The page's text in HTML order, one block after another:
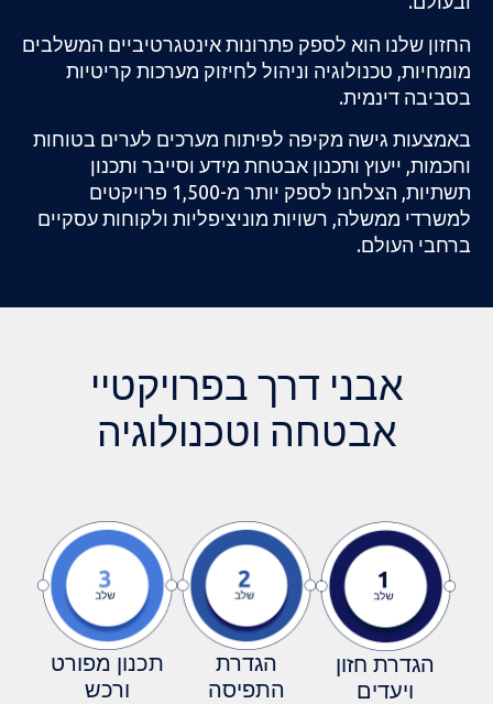
פתרונות אינטגרטיבייםהמשלבים
ניהוללחיזוקמערכות קריטיות
לפיתוח מערכים לערים בטוחות
אבטחת מידע וסייבר ותכנון
יותר מ-1,500 פרויקטים
מוניציפליות ולקוחות עסקיים
בפרויקטיי
וטכנולוגיה
הגדרת
התפיסה
תכנון מפורט
ורכש